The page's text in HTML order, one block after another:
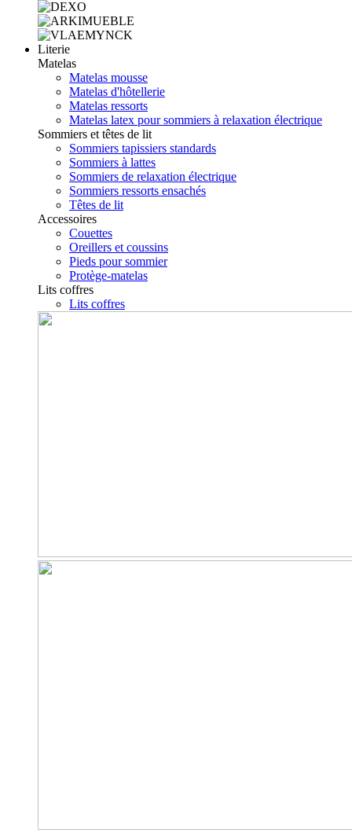
Literie
Matelas
Matelas mousse
Matelas d'hôtellerie
Matelas ressorts
Matelas latex pour sommiers à relaxation électrique
Sommiers et têtes de lit
Sommiers tapissiers standards
Sommiers à lattes
Sommiers de relaxation électrique
Sommiers ressorts ensachés
Têtes de lit
Accessoires
Couettes
Oreillers et coussins
Pieds pour sommier
Protège-matelas
Lits coffres
Lits coffres